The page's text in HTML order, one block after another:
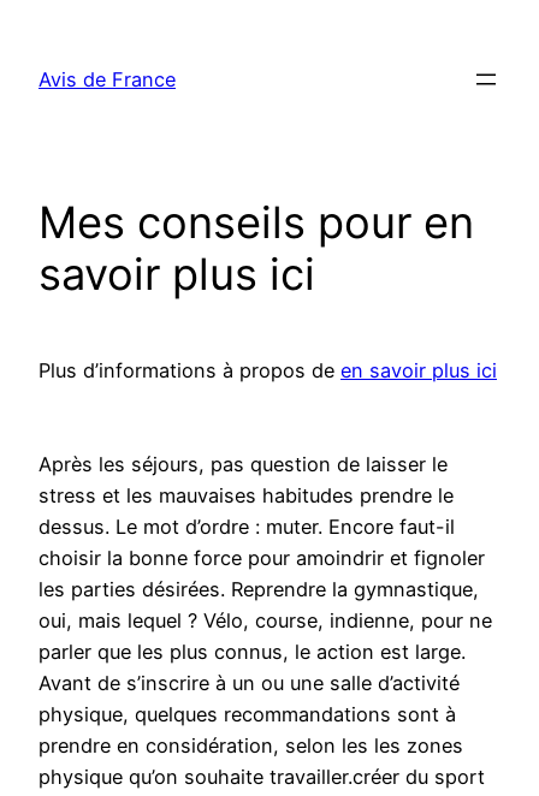
contenu
Avis de France
Mes conseils pour en
savoir plus ici
Plus d’informations à propos de en savoir plus ici
Après les séjours, pas question de laisser le
stress et les mauvaises habitudes prendre le
dessus. Le mot d’ordre : muter. Encore faut-il
choisir la bonne force pour amoindrir et fignoler
les parties désirées. Reprendre la gymnastique,
oui, mais lequel ? Vélo, course, indienne, pour ne
parler que les plus connus, le action est large.
Avant de s’inscrire à un ou une salle d’activité
physique, quelques recommandations sont à
prendre en considération, selon les les zones
physique qu’on souhaite travailler.créer du sport